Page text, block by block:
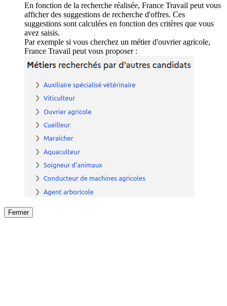
En fonction de la recherche réalisée, France Travail peut vous
afficher des suggestions de recherche d'offres. Ces
suggestions sont calculées en fonction des critères que vous
avez saisis.
Par exemple si vous cherchez un métier d'ouvrier agricole,
France Travail peut vous proposer :
Fermer